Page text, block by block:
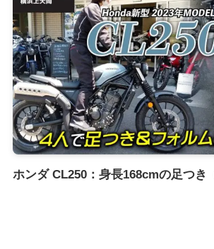
ホンダ CL250：身長168cmの足つき